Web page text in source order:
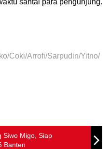
Coki/Arrofi/Sarpudin/Yitno/
Siwo Migo, Siap
Banten